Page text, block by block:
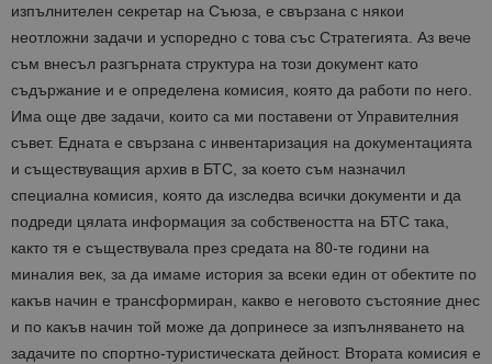
изпълнителен секретар на Съюза, е свързана с някои
неотложни задачи и успоредно с това със Стратегията. Аз вече
съм внесъл разгърната структура на този документ като
съдържание и е определена комисия, която да работи по него.
Има още две задачи, които са ми поставени от Управителния
съвет. Едната е свързана с инвентаризация на документацията
и съществуващия архив в БТС, за което съм назначил
специална комисия, която да изследва всички документи и да
подреди цялата информация за собствеността на БТС така,
както тя е съществувала през средата на 80-те години на
миналия век, за да имаме история за всеки един от обектите по
какъв начин е трансформиран, какво е неговото състояние днес
и по какъв начин той може да допринесе за изпълняването на
задачите по спортно-туристическата дейност. Втората комисия е